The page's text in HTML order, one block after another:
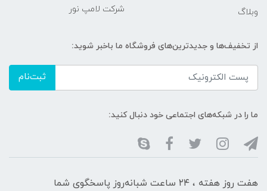
وبلاگ
شرکت لامپ نور
از تخفیف‌ها و جدیدترین‌های فروشگاه ما باخبر شوید:
ثبت‌نام
ما را در شبکه‌های اجتماعی خود دنبال کنید:
هفت روز هفته ، ۲۴ ساعت شبانه‌روز پاسخگوی شما